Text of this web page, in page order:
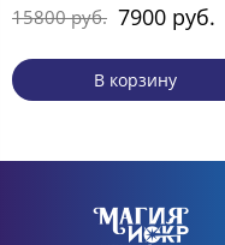
15800 руб. 7900 руб.
В корзину